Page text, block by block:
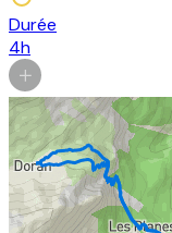
Durée
4h